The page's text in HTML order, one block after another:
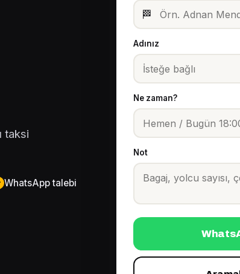
taksi
WhatsApp talebi
🏁
Adınız
Ne zaman?
Not